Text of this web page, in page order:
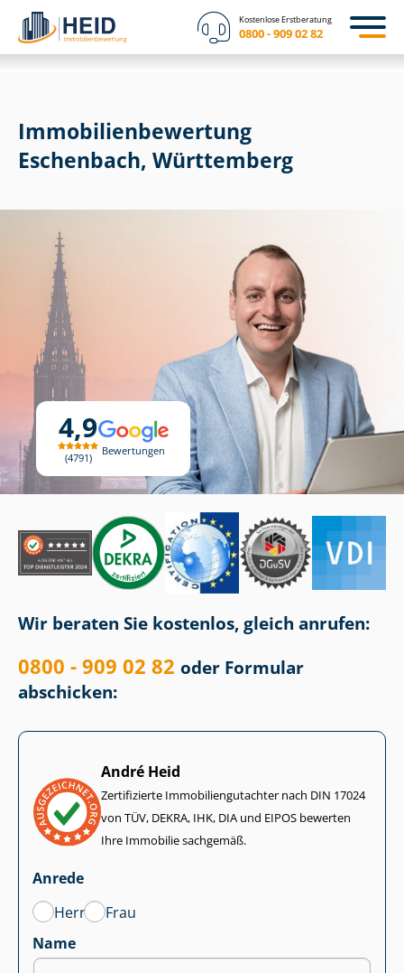
Kostenlose Erstberatung
0800 - 909 02 82
4,9
4791
Bewertungen
Immobilien­bewertung
Eschenbach, Württemberg
Wir beraten Sie kostenlos, gleich anrufen:
0800 - 909 02 82 oder Formular
abschicken:
André Heid
Zertifizierte Im­mo­bi­li­en­gut­ach­ter nach DIN 17024
von TÜV, DEKRA, IHK, DIA und EIPOS bewerten
Ihre Immobilie sachgemäß.
Anrede
Herr
Frau
Name